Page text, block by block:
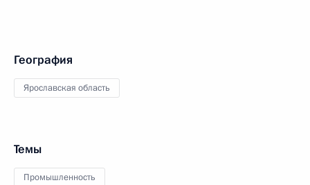
География
Ярославская область
Темы
Промышленность